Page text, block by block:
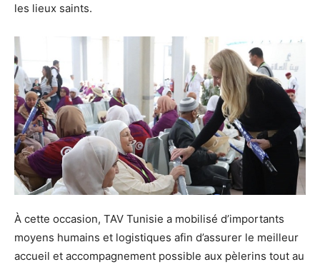
les lieux saints.
À cette occasion, TAV Tunisie a mobilisé d’importants
moyens humains et logistiques afin d’assurer le meilleur
accueil et accompagnement possible aux pèlerins tout au